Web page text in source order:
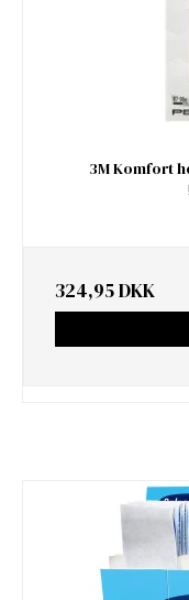
3M Komfort
324,95 DKK